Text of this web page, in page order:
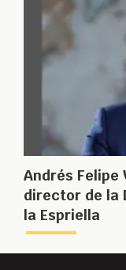
Andrés Felipe
director de la
la Espriella